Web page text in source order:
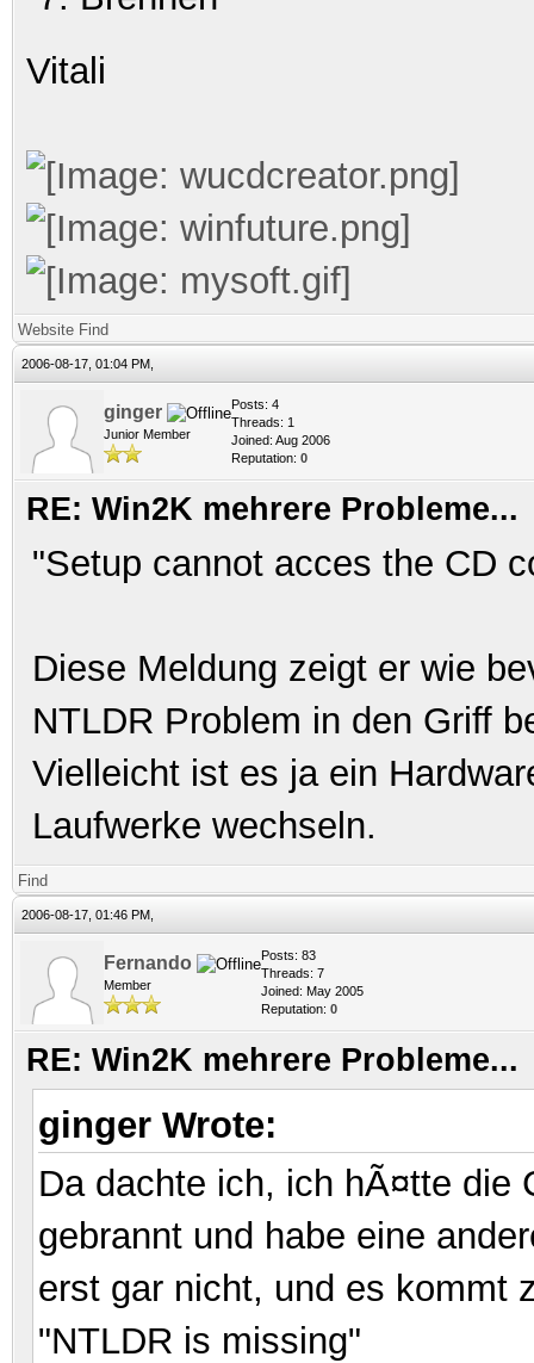
Vitali
Website Find
2006-08-17, 01:04 PM,
ginger
Junior Member
Posts: 4
Threads: 1
Joined: Aug 2006
Reputation: 0
RE: Win2K mehrere Probleme...
"Setup cannot acces the CD
Diese Meldung zeigt er wie
NTLDR Problem in den Griff
Vielleicht ist es ja ein
Laufwerke wechseln.
Find
2006-08-17, 01:46 PM,
Fernando
Member
Posts: 83
Threads: 7
Joined: May 2005
Reputation: 0
RE: Win2K mehrere Probleme...
ginger Wrote:
Da dachte ich, ich hÃ¤tte die
gebrannt und habe eine
erst gar nicht, und es kommt
"NTLDR is missing"